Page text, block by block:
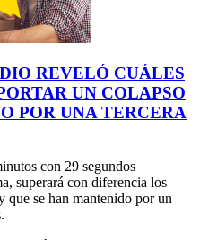
REVELÓ CUÁLES
UN COLAPSO
POR UNA TERCERA
con 29 segundos
superará con diferencia los
que se han mantenido por un